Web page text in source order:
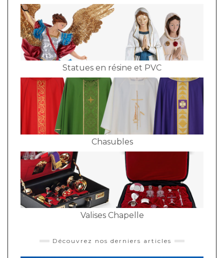
Statues en résine et PVC
Chasubles
Valises Chapelle
Découvrez nos derniers articles